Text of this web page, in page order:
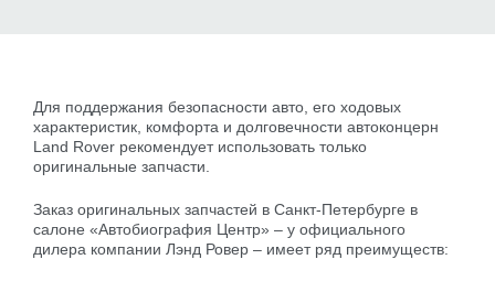
Для поддержания безопасности авто, его ходовых
характеристик, комфорта и долговечности автоконцерн
Land Rover рекомендует использовать только
оригинальные запчасти.
Заказ оригинальных запчастей в Санкт-Петербурге в
салоне «Автобиография Центр» – у официального
дилера компании Лэнд Ровер – имеет ряд преимуществ: